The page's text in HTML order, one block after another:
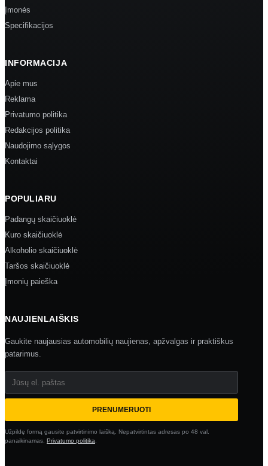
Įmonės
Specifikacijos
INFORMACIJA
Apie mus
Reklama
Privatumo politika
Redakcijos politika
Naudojimo sąlygos
Kontaktai
POPULIARU
Padangų skaičiuoklė
Kuro skaičiuoklė
Alkoholio skaičiuoklė
Taršos skaičiuoklė
Įmonių paieška
NAUJIENLAIŠKIS
Gaukite naujausias automobilių naujienas, apžvalgas ir praktiškus
patarimus.
Jūsų el. paštas
PRENUMERUOTI
Užpildę formą gausite patvirtinimo laišką. Nepatvirtintas adresas po 48 val.
panaikinamas. Privatumo politika.